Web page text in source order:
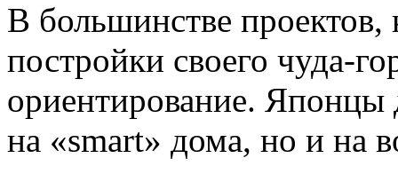
В большинстве проектов,
постройки своего чуда-
ориентирование. Японцы
на «smart» дома, но и на